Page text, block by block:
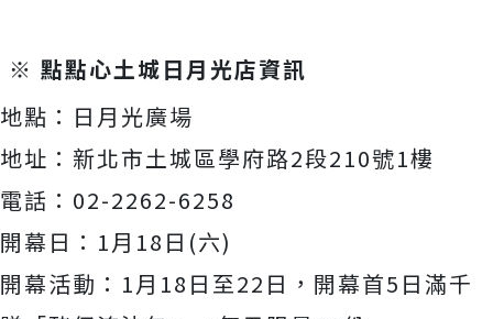
※ 點點心土城日月光店資訊
地點：日月光廣場
地址：新北市土城區學府路2段210號1樓
電話： 02-2262-6258
開幕日： 1月 18 日 (六)
開幕活動： 1月 18 日至22 日，開幕首5 日滿千